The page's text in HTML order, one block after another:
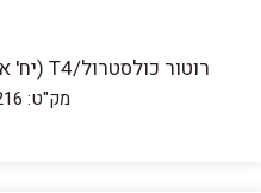
רוטור כולסטרול/T4 (יח' אחת) אבקסיס וט-סקאן VS2
מק"ט: 55910023216